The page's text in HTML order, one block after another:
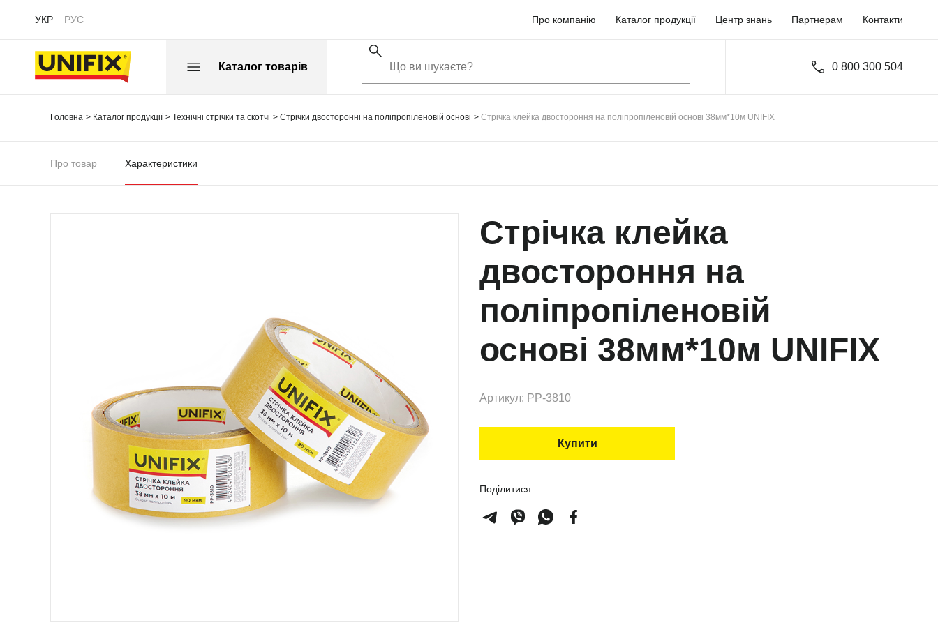
УКР РУС Про компанію Каталог продукції Центр знань Партнерам Контакти
Каталог товарів 0 800 300 504
Головна Каталог продукції Технічні стрічки та скотчі Стрічки двосторонні на поліпропіленовій основі Стрічка клейка двостороння на поліпропіленовій основі 38мм*10м UNIFIX
Про товар Характеристики
Стрічка клейка
двостороння на
поліпропіленовій
основі 38мм*10м UNIFIX
Артикул: PP-3810
Купити
Поділитися: